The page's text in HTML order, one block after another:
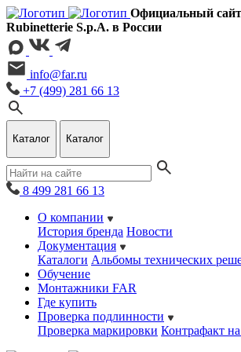
Официальный
Rubinetterie S.p.A. в России
info@far.ru
+7 (499) 281 66 13
Каталог Каталог
8 499 281 66 13
О компании
История бренда Новости
Документация
Каталоги Альбомы технических
Обучение
Монтажники FAR
Где купить
Проверка подлинности
Проверка маркировки Контрафакт